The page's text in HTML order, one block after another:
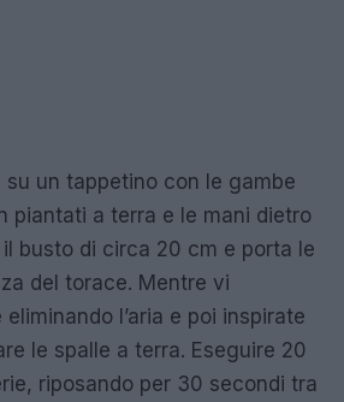
un tappetino con le gambe
piantati a terra e le mani dietro
il busto di circa 20 cm e porta le
del torace. Mentre vi
l’aria e poi inspirate
le spalle a terra. Eseguire 20
riposando per 30 secondi tra